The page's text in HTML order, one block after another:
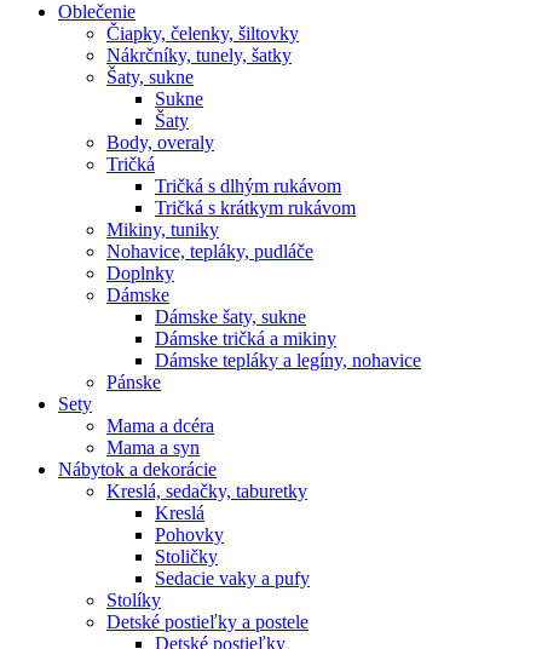
Oblečenie
Čiapky, čelenky, šiltovky
Nákrčníky, tunely, šatky
Šaty, sukne
Sukne
Šaty
Body, overaly
Tričká
Tričká s dlhým rukávom
Tričká s krátkym rukávom
Mikiny, tuniky
Nohavice, tepláky, pudláče
Doplnky
Dámske
Dámske šaty, sukne
Dámske tričká a mikiny
Dámske tepláky a legíny, nohavice
Pánske
Sety
Mama a dcéra
Mama a syn
Nábytok a dekorácie
Kreslá, sedačky, taburetky
Kreslá
Pohovky
Stoličky
Sedacie vaky a pufy
Stolíky
Detské postieľky a postele
Detské postieľky